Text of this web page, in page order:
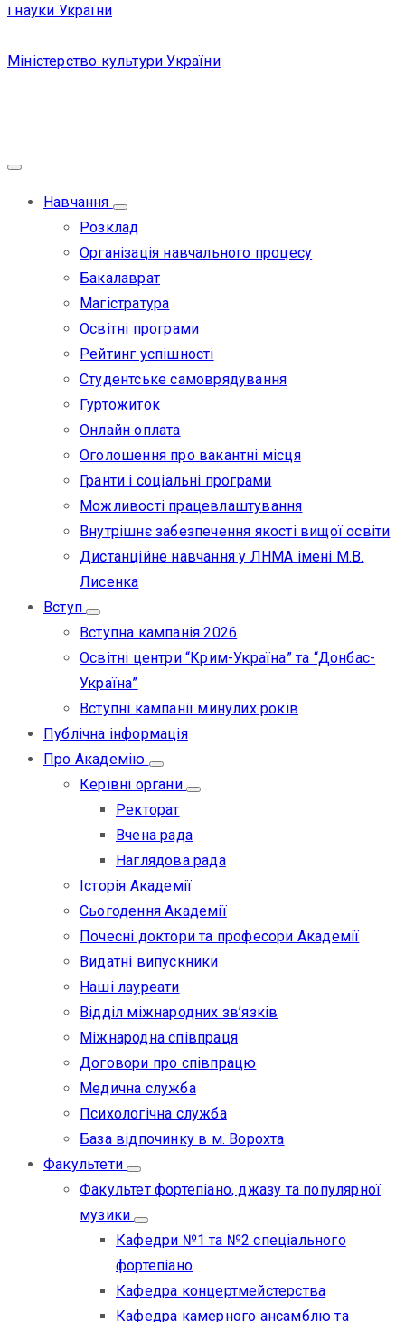
і науки України
Міністерство культури України
Навчання
Розклад
Організація навчального процесу
Бакалаврат
Магістратура
Освітні програми
Рейтинг успішності
Студентське самоврядування
Гуртожиток
Онлайн оплата
Оголошення про вакантні місця
Гранти і соціальні програми
Можливості працевлаштування
Внутрішнє забезпечення якості вищої освіти
Дистанційне навчання у ЛНМА імені М.В.
Лисенка
Вступ
Вступна кампанія 2026
Освітні центри “Крим-Україна” та “Донбас-
Україна”
Вступні кампанії минулих років
Публічна інформація
Про Академію
Керівні органи
Ректорат
Вчена рада
Наглядова рада
Історія Академії
Сьогодення Академії
Почесні доктори та професори Академії
Видатні випускники
Наші лауреати
Відділ міжнародних зв’язків
Міжнародна співпраця
Договори про співпрацю
Медична служба
Психологічна служба
База відпочинку в м. Ворохта
Факультети
Факультет фортепіано, джазу та популярної
музики
Кафедри №1 та №2 спеціального
фортепіано
Кафедра концертмейстерства
Кафедра камерного ансамблю та